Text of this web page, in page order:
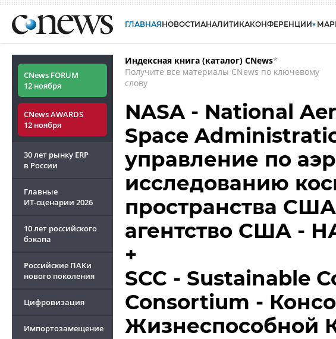
ГЛАВНАЯНОВОСТИАНАЛИТИКАКОНФЕРЕНЦИИ
CNews FORUM
12 ноября
CNews AWARDS
12 ноября
30 лет рынку ERP
в России
Главные
ИТ-сценарии 2026
10 лет российского
бэкапа
Российские ПАКи
нового поколения
Цифровизация
Импортозамещение
Индексная книга (каталог) CNews*
Получите все материалы CNews по ключевому
слову
NASA - National
Space
управление по
исследованию
пространства
агентство США -
+
SCC - Sustainable
Consortium -
Жизнеспособной